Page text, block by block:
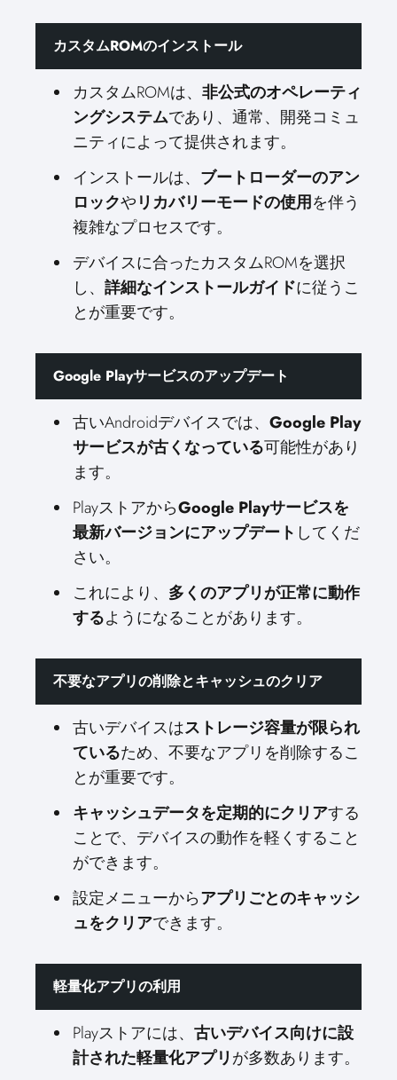
カスタムROMのインストール
カスタムROMは、 非公式のオペレーティ
ングシステムであり、通常、開発コミュ
ニティによって提供されます。
インストールは、 ブートローダーのアン
ロックやリカバリーモードの使用を伴う
複雑なプロセスです。
デバイスに合ったカスタムROMを選択
し、 詳細なインストールガイドに従うこ
とが重要です。
Google Playサービスのアップデート
古いAndroidデバイスでは、 Google Play
サービスが古くなっている可能性があり
ます。
PlayストアからGoogle Playサービスを
最新バージョンにアップデート してくだ
さい。
これにより、 多くのアプリが正常に動作
するようになることがあります。
不要なアプリの削除とキャッシュのクリア
古いデバイスはストレージ容量が限られ
ているため、不要なアプリを削除するこ
とが重要です。
キャッシュデータを定期的にクリアする
ことで、デバイスの動作を軽くすること
ができます。
設定メニューからアプリごとのキャッシ
ュをクリアできます。
軽量化アプリの利用
Playストアには、 古いデバイス向けに設
計された軽量化アプリが多数あります。